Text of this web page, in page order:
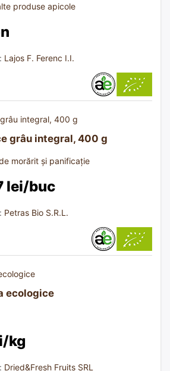
produse apicole
Lajos F. Ferenc I.I.
grâu integral, 400 g
morărit și panificație
lei/buc
Petras Bio S.R.L.
ecologice
kg
Dried&Fresh Fruits SRL